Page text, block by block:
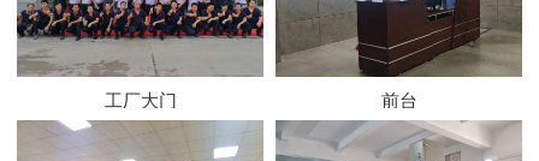
工厂大门 前台